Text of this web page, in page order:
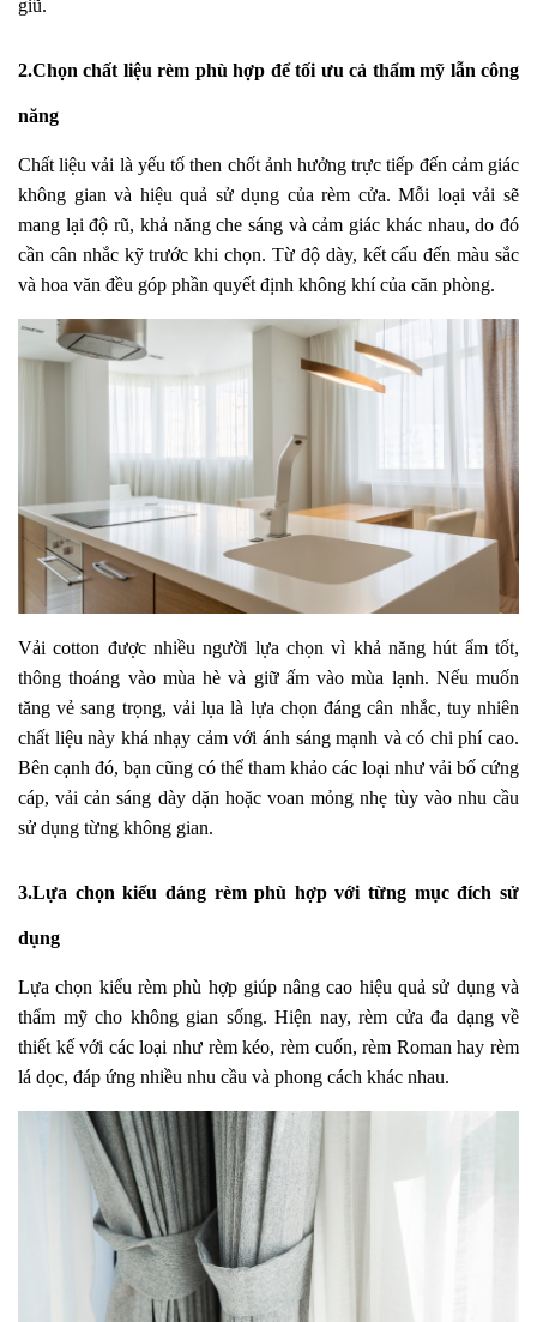
giũ.
2.Chọn chất liệu rèm phù hợp để tối ưu cả thẩm mỹ lẫn công
năng
Chất liệu vải là yếu tố then chốt ảnh hưởng trực tiếp đến cảm giác
không gian và hiệu quả sử dụng của rèm cửa. Mỗi loại vải sẽ
mang lại độ rũ, khả năng che sáng và cảm giác khác nhau, do đó
cần cân nhắc kỹ trước khi chọn. Từ độ dày, kết cấu đến màu sắc
và hoa văn đều góp phần quyết định không khí của căn phòng.
Vải cotton được nhiều người lựa chọn vì khả năng hút ẩm tốt,
thông thoáng vào mùa hè và giữ ấm vào mùa lạnh. Nếu muốn
tăng vẻ sang trọng, vải lụa là lựa chọn đáng cân nhắc, tuy nhiên
chất liệu này khá nhạy cảm với ánh sáng mạnh và có chi phí cao.
Bên cạnh đó, bạn cũng có thể tham khảo các loại như vải bố cứng
cáp, vải cản sáng dày dặn hoặc voan mỏng nhẹ tùy vào nhu cầu
sử dụng từng không gian.
3.Lựa chọn kiểu dáng rèm phù hợp với từng mục đích sử
dụng
Lựa chọn kiểu rèm phù hợp giúp nâng cao hiệu quả sử dụng và
thẩm mỹ cho không gian sống. Hiện nay, rèm cửa đa dạng về
thiết kế với các loại như rèm kéo, rèm cuốn, rèm Roman hay rèm
lá dọc, đáp ứng nhiều nhu cầu và phong cách khác nhau.